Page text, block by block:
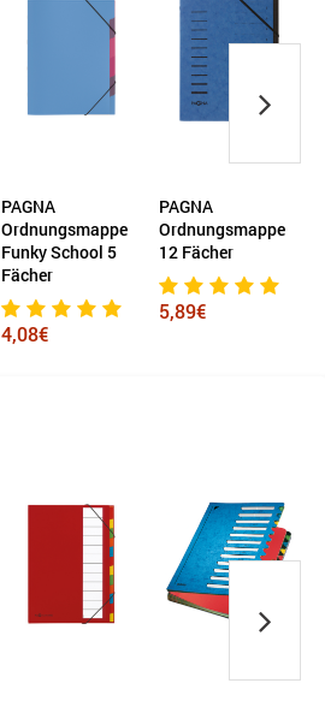
PAGNA
Ordnungsmappe
Funky School 5
Fächer
4,08€
PAGNA
Ordnungsmappe
12 Fächer
5,89€